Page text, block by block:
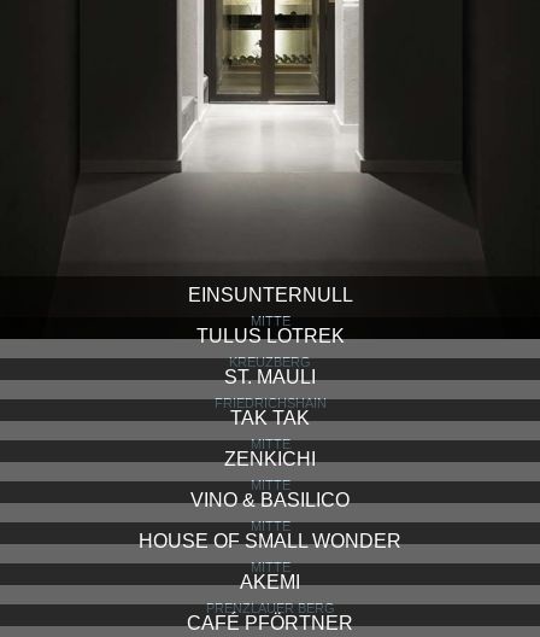
EINSUNTERNULL
MITTE
TULUS LOTREK
KREUZBERG
ST. MAULI
FRIEDRICHSHAIN
TAK TAK
MITTE
ZENKICHI
MITTE
VINO & BASILICO
MITTE
HOUSE OF SMALL WONDER
MITTE
AKEMI
PRENZLAUER BERG
CAFÉ PFÖRTNER